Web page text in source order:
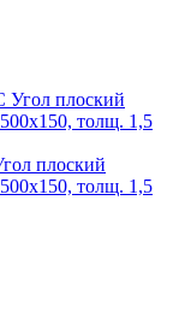
плоский
толщ. 1,5